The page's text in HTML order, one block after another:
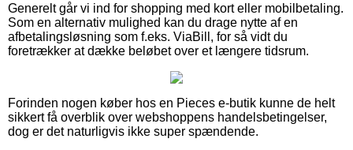
Generelt går vi ind for shopping med kort eller mobilbetaling.
Som en alternativ mulighed kan du drage nytte af en
afbetalingsløsning som f.eks. ViaBill, for så vidt du
foretrækker at dække beløbet over et længere tidsrum.
Forinden nogen køber hos en Pieces e-butik kunne de helt
sikkert få overblik over webshoppens handelsbetingelser,
dog er det naturligvis ikke super spændende.